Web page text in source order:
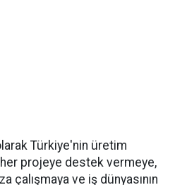
Türkiye'nin üretim
projeye destek vermeye,
çalışmaya ve iş dünyasının